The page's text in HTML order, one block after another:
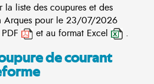
la liste des coupures et des
Arques pour le 23/07/2026
et au format Excel .
de courant